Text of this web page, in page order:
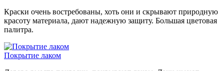
Краски очень востребованы, хоть они и скрывают природную
красоту материала, дают надежную защиту. Большая цветовая
палитра.
Покрытие лаком